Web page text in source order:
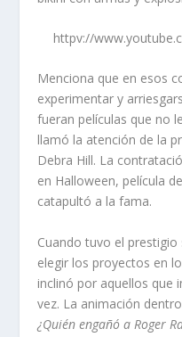
httpv://
Menciona que en esos
experimentar y
fueran películas que no
llamó la atención de la
Debra Hill. La
en Halloween, película
catapultó a la fama.
Cuando tuvo el
elegir los proyectos en
inclinó por aquellos que
vez. La animación
¿Quién engañó a Roger